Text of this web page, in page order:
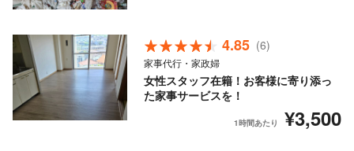
4.85 (6)
家事代行・家政婦
女性スタッフ在籍！お客様に寄り添っ
た家事サービスを！
1時間あたり ¥3,500